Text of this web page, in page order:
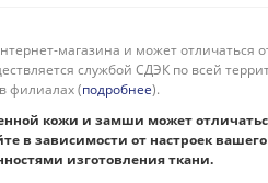
магазина и может отличаться
службой СДЭК по всей
филиалах (подробнее).
кожи и замши может
в зависимости от настроек
изготовления ткани.